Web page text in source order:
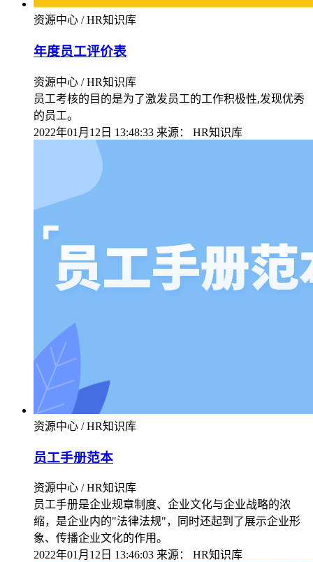
资源中心 / HR知识库
年度员工评价表
资源中心 / HR知识库
员工考核的目的是为了激发员工的工作积极性,发现优秀
的员工。
2022年01月12日 13:48:33 来源： HR知识库
资源中心 / HR知识库
员工手册范本
资源中心 / HR知识库
员工手册是企业规章制度、企业文化与企业战略的浓
缩，是企业内的"法律法规"，同时还起到了展示企业形
象、传播企业文化的作用。
2022年01月12日 13:46:03 来源： HR知识库